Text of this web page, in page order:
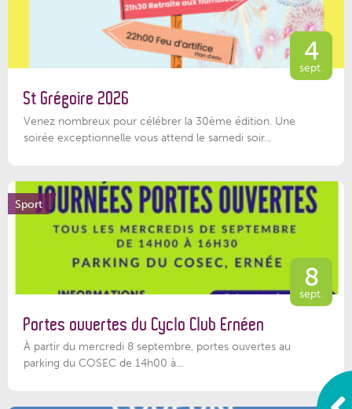
4
sept.
St Grégoire 2026
Venez nombreux pour célébrer la 30ème édition. Une
soirée exceptionnelle vous attend le samedi soir...
Sport
8
sept.
Portes ouvertes du Cyclo Club Ernéen
À partir du mercredi 8 septembre, portes ouvertes au
parking du COSEC de 14h00 à...